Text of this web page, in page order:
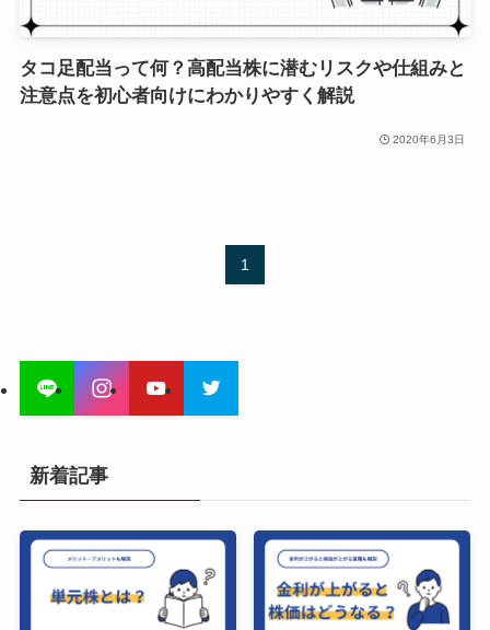
タコ足配当って何？高配当株に潜むリスクや仕組みと
注意点を初心者向けにわかりやすく解説
2020年6月3日
1
新着記事